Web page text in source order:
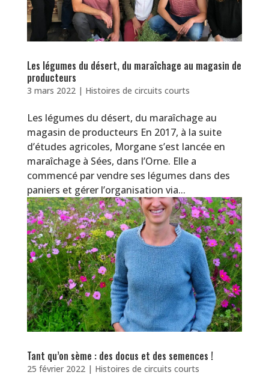
Les légumes du désert, du maraîchage au magasin de
producteurs
3 mars 2022| Histoires de circuits courts
Les légumes du désert, du maraîchage au
magasin de producteurs En 2017, à la suite
d’études agricoles, Morgane s’est lancée en
maraîchage à Sées, dans l’Orne. Elle a
commencé par vendre ses légumes dans des
paniers et gérer l’organisation via...
Tant qu’on sème : des docus et des semences !
25 février 2022| Histoires de circuits courts